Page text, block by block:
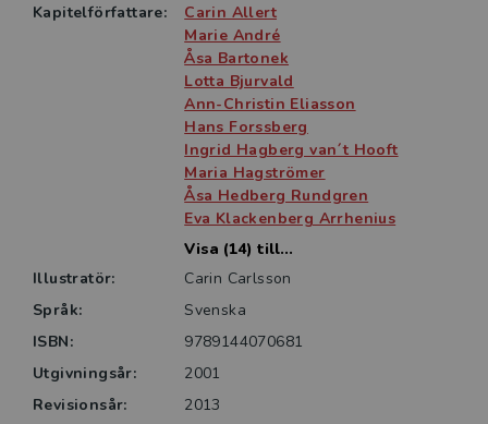
Kapitelförfattare:
Carin Allert
Marie André
Åsa Bartonek
Lotta Bjurvald
Ann-Christin Eliasson
Hans Forssberg
Ingrid Hagberg van´t Hooft
Maria Hagströmer
Åsa Hedberg Rundgren
Eva Klackenberg Arrhenius
Visa (14) till...
Illustratör:
Carin Carlsson
Språk:
Svenska
ISBN:
9789144070681
Utgivningsår:
2001
Revisionsår:
2013